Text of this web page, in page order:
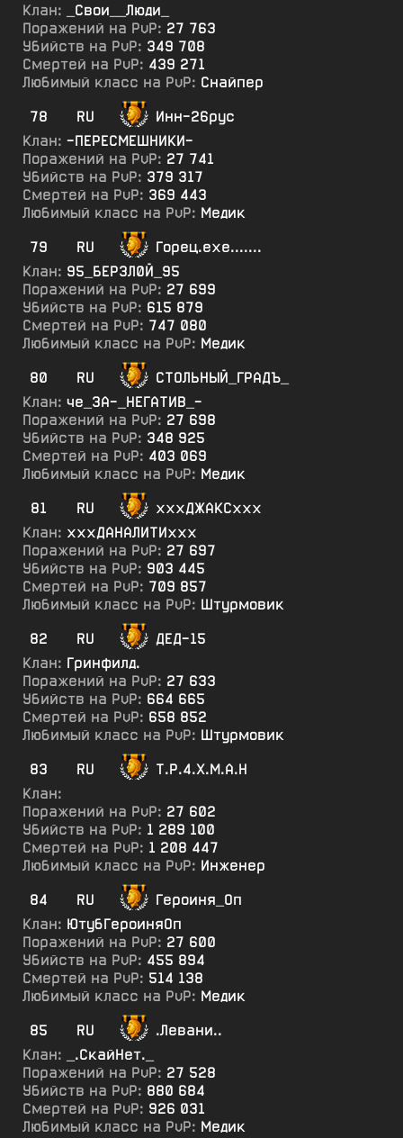
Клан:
_Свои__Люди_
Поражений на PvP: 27 763
Убийств на PvP: 349 708
Смертей на PvP: 439 271
Любимый класс на PvP: Снайпер
78
RU
Инн-26рус
Клан: -ПЕРЕСМЕШНИКИ-
Поражений на PvP: 27 741
Убийств на PvP: 379 317
Смертей на PvP: 369 443
Любимый класс на PvP: Медик
79
RU
Горец.ехе.......
Клан: 95_БЕРЗЛ0Й_95
Поражений на PvP: 27 699
Убийств на PvP: 615 879
Смертей на PvP: 747 080
Любимый класс на PvP: Медик
80
RU
СТОЛЬНЫЙ_ГРАДЪ_
Клан: че_ЗА-_НЕГАТИВ_-
Поражений на PvP: 27 698
Убийств на PvP: 348 925
Смертей на PvP: 403 069
Любимый класс на PvP: Медик
81
RU
хххДЖАКСххх
Клан: хххДАНАЛИТИххх
Поражений на PvP: 27 697
Убийств на PvP: 903 445
Смертей на PvP: 709 857
Любимый класс на PvP: Штурмовик
82
RU
ДЕД-15
Клан: Гринфилд.
Поражений на PvP: 27 633
Убийств на PvP: 664 665
Смертей на PvP: 658 852
Любимый класс на PvP: Штурмовик
83
RU
Т.Р.4.Х.М.А.Н
Клан:
Поражений на PvP: 27 602
Убийств на PvP: 1 289 100
Смертей на PvP: 1 208 447
Любимый класс на PvP: Инженер
84
RU
Героиня_Оп
Клан: ЮтубГероиняОп
Поражений на PvP: 27 600
Убийств на PvP: 455 894
Смертей на PvP: 514 138
Любимый класс на PvP: Медик
85
RU
.Левани..
Клан:
_.СкайНет._
Поражений на PvP: 27 528
Убийств на PvP: 880 684
Смертей на PvP: 926 031
Любимый класс на PvP: Медик